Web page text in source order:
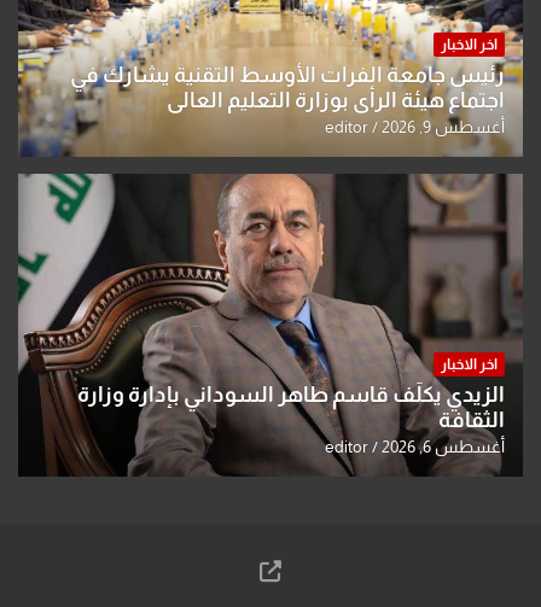
اخر الاخبار
رئيس جامعة الفرات الأوسط التقنية يشارك في
اجتماع هيئة الرأي بوزارة التعليم العالي
أغسطس 9, 2026 editor
اخر الاخبار
الزيدي يكلّف قاسم طاهر السوداني بإدارة وزارة
الثقافة
أغسطس 6, 2026 editor